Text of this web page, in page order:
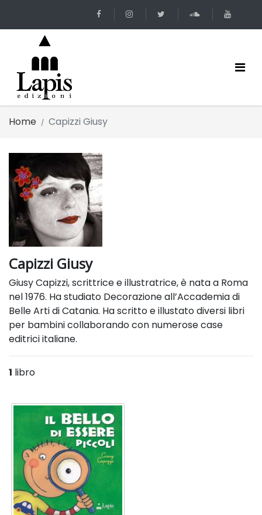
Home Capizzi Giusy
Capizzi Giusy
Giusy Capizzi, scrittrice e illustratrice, è nata a Roma
nel 1976. Ha studiato Decorazione all’Accademia di
Belle Arti di Catania. Ha scritto e illustato diversi libri
per bambini collaborando con numerose case
editrici italiane.
1 libro